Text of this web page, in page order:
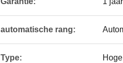
automatische rang:
Type: